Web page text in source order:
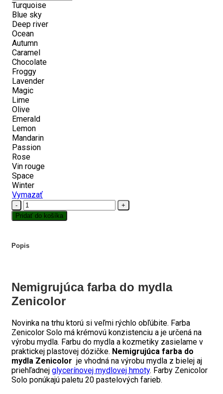
Turquoise
Blue sky
Deep river
Ocean
Autumn
Caramel
Chocolate
Froggy
Lavender
Magic
Lime
Olive
Emerald
Lemon
Mandarin
Passion
Rose
Vin rouge
Space
Winter
Vymazať
množstvo
Nemigrujúca
farba
mydla
Pridať do košíka
Popis
Nemigrujúca farba do mydla
Zenicolor
Novinka na trhu ktorú si veľmi rýchlo obľúbite. Farba
Zenicolor Solo má krémovú konzistenciu a je určená na
výrobu mydla. Farbu do mydla a kozmetiky zasielame v
praktickej plastovej dózičke. Nemigrujúca farba do
mydla Zenicolor je vhodná na výrobu mydla z bielej aj
priehľadnej glycerínovej mydlovej hmoty. Farby Zenicolor
Solo ponúkajú paletu 20 pastelových farieb.